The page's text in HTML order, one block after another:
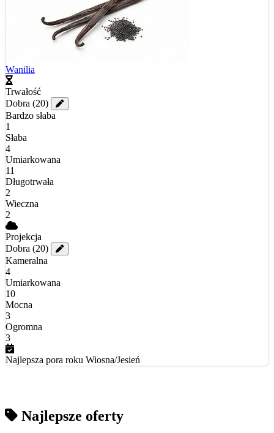
Wanilia
Trwałość
Dobra (20)
Bardzo słaba
1
Słaba
4
Umiarkowana
11
Długotrwała
2
Wieczna
2
Projekcja
Dobra (20)
Kameralna
4
Umiarkowana
10
Mocna
3
Ogromna
3
Najlepsza pora roku Wiosna/Jesień
Najlepsze oferty